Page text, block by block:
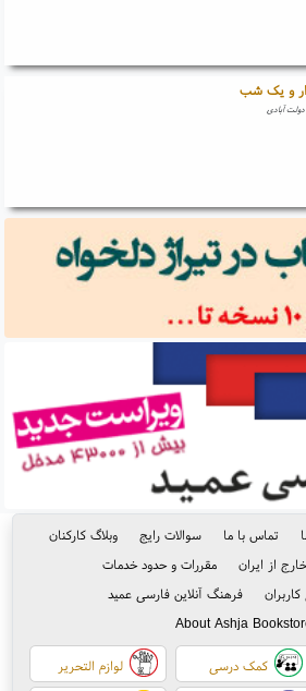
و یک شب
آبادی
تماس با ما سوالات رایج
وبلاگ کارکنان
از ایران
مقررات و حدود خدمات
فرهنگ آنلاین فارسی عمید
About Ashja
کمک درسی لوازم التحریر